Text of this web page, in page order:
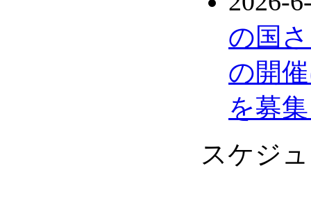
の国
の開
を募
スケジ